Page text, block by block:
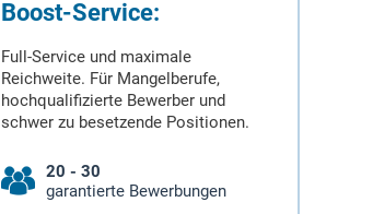
Boost-Service:
Full-Service und maximale
Reichweite. Für Mangelberufe,
hochqualifizierte Bewerber und
schwer zu besetzende Positionen.
20 - 30
garantierte Bewerbungen